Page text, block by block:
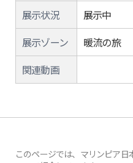
展示状況
展示中
展示ゾーン
暖流の旅
関連動画
このページでは、マリンピア